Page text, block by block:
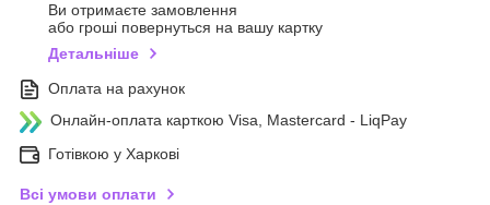
Ви отримаєте замовлення
або гроші повернуться на вашу картку
Детальніше
Оплата на рахунок
Онлайн-оплата карткою Visa, Mastercard - LiqPay
Готівкою у Харкові
Всі умови оплати